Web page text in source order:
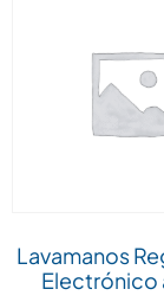
Lavamanos
Electrónico